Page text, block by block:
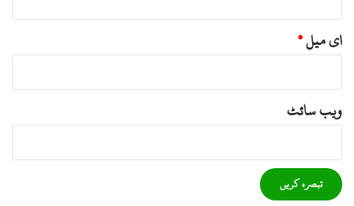
ای میل*
ویب‌ سائٹ